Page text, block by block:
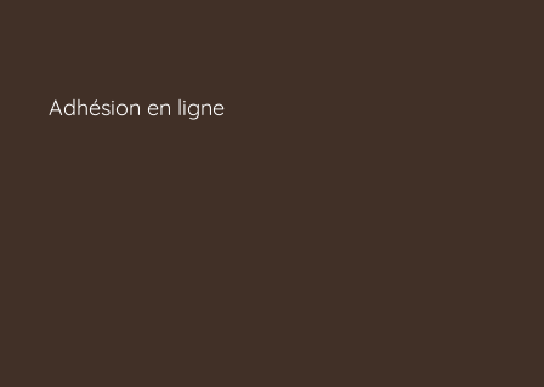
Adhésion en ligne